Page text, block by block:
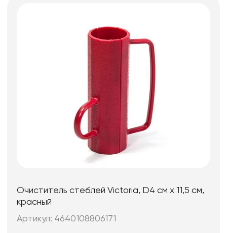
Очиститель стеблей Victoria, D4 см х 11,5 см,
красный
Артикул: 4640108806171